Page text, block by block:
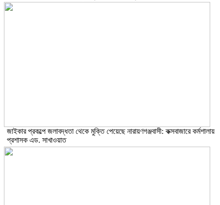
জাইকার প্রকল্পে জলাবদ্ধতা থেকে মুক্তি পেয়েছে নারায়ণগঞ্জবাসী: কক্সবাজারে কর্মশালায়
প্রশাসক এড. সাখাওয়াত